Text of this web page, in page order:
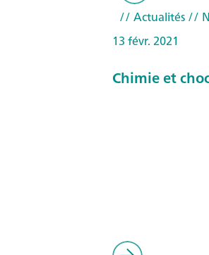
// Actualités//
13 févr. 2021
Chimie et